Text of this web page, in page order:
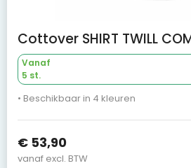
Vanaf
5 st.
• Beschikbaar in 4 kleuren
€ 53,90
vanaf excl. BTW